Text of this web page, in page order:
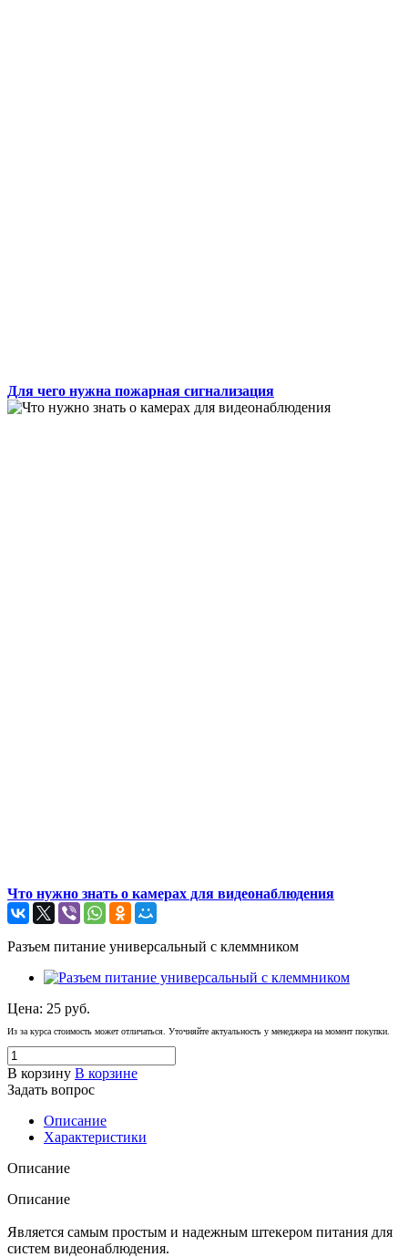
Для чего нужна пожарная сигнализация
Что нужно знать о камерах для видеонаблюдения
Разъем питание универсальный с клеммником
Цена: 25 руб.
Из за курса стоимость может отличаться. Уточняйте актуальность у менеджера на момент покупки.
В корзину В корзине
Задать вопрос
Описание
Характеристики
Описание
Описание
Является самым простым и надежным штекером питания для
систем видеонаблюдения.